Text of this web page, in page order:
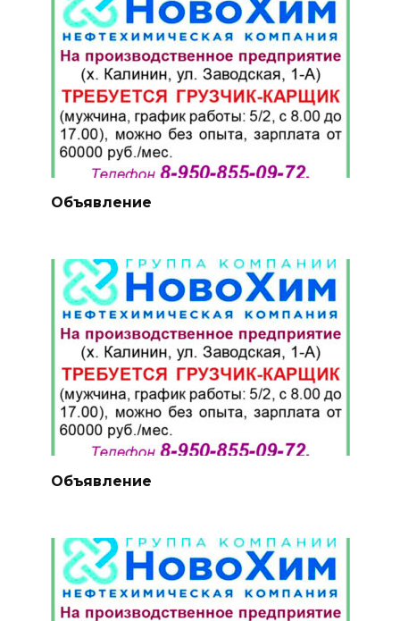
Объявление
Объявление